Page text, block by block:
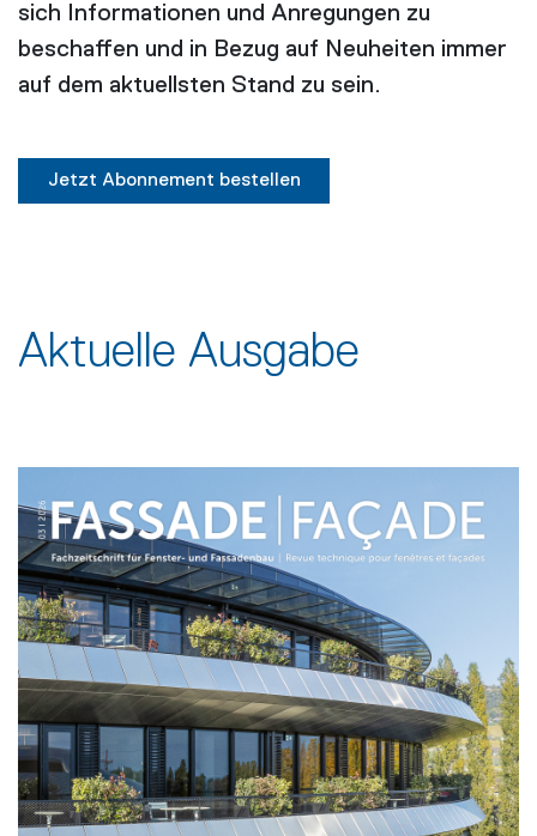
sich Informationen und Anregungen zu
beschaffen und in Bezug auf Neuheiten immer
auf dem aktuellsten Stand zu sein.
Jetzt Abonnement bestellen
Aktuelle Ausgabe